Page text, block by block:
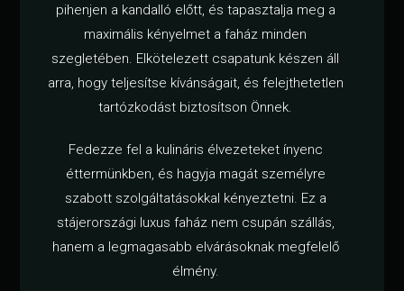
pihenjen a kandalló előtt, és tapasztalja meg a
maximális kényelmet a faház minden
szegletében. Elkötelezett csapatunk készen áll
arra, hogy teljesítse kívánságait, és felejthetetlen
tartózkodást biztosítson Önnek.
Fedezze fel a kulináris élvezeteket ínyenc
éttermünkben, és hagyja magát személyre
szabott szolgáltatásokkal kényeztetni. Ez a
stájerországi luxus faház nem csupán szállás,
hanem a legmagasabb elvárásoknak megfelelő
élmény.